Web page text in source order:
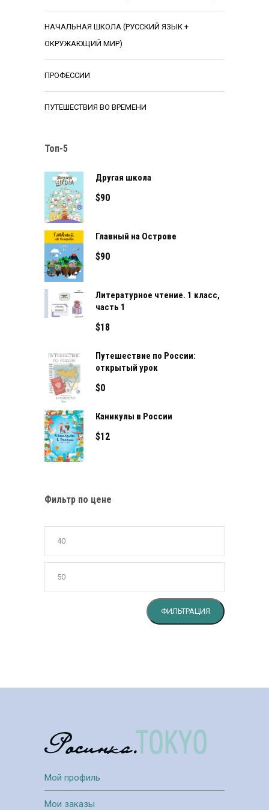
НАЧАЛЬНАЯ ШКОЛА (РУССКИЙ ЯЗЫК +
ОКРУЖАЮЩИЙ МИР)
ПРОФЕССИИ
ПУТЕШЕСТВИЯ ВО ВРЕМЕНИ
Топ-5
Другая школа
$90
Главный на Острове
$90
Литературное чтение. 1 класс,
часть 1
$18
Путешествие по России:
открытый урок
$0
Каникулы в России
$12
Фильтр по цене
ФИЛЬТРАЦИЯ
Мой профиль
Мои заказы